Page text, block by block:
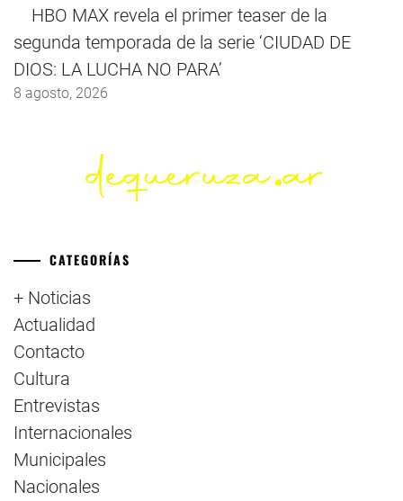
HBO MAX revela el primer teaser de la
segunda temporada de la serie ‘CIUDAD DE
DIOS: LA LUCHA NO PARA’
8 agosto, 2026
CATEGORÍAS
+ Noticias
Actualidad
Contacto
Cultura
Entrevistas
Internacionales
Municipales
Nacionales